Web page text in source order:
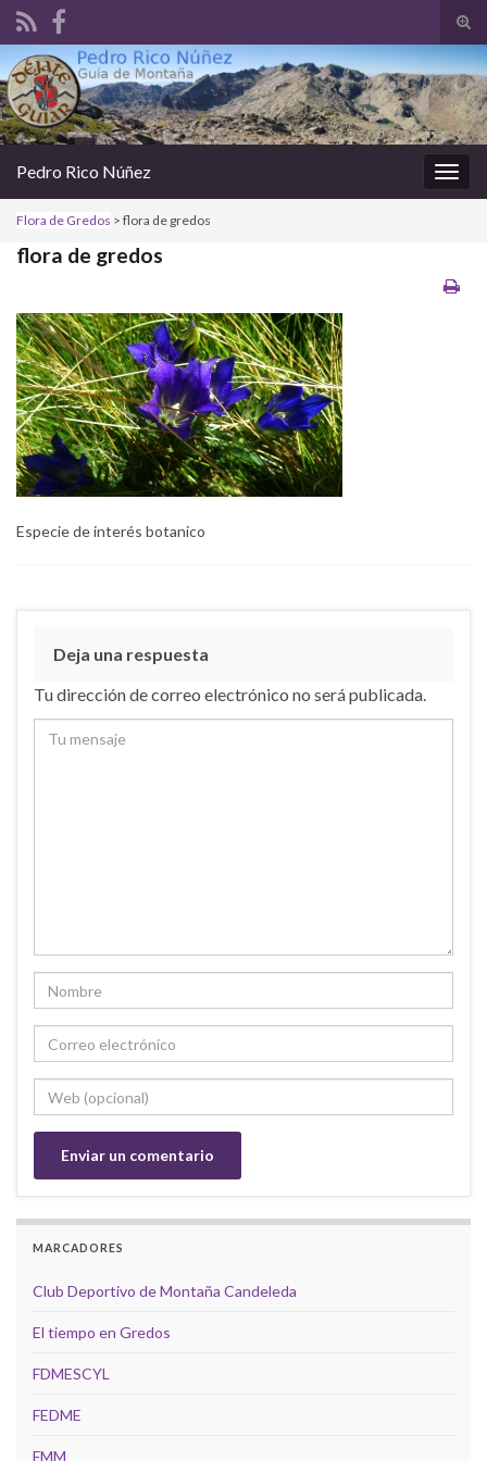
el
de
Search for:
la
Pedro Rico Núñez
Flora de Gredos > flora de gredos
flora de gredos
Especie de interés botanico
Deja una respuesta
Tu dirección de correo electrónico no será publicada.
MARCADORES
Club Deportivo de Montaña Candeleda
El tiempo en Gredos
FDMESCYL
FEDME
FMM